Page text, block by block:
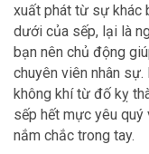
xuất phát từ sự khác
dưới của sếp, lại là
bạn nên chủ động
chuyên viên nhân
không khí từ đố kỵ
sếp hết mực yêu quý
nắm chắc trong tay.